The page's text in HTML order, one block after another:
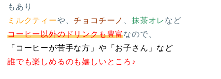
もあり
ミルクティーや、チョコチーノ 、抹茶オレ など
コーヒー以外のドリンクも豊富なので、
「コーヒーが苦手な方」や「お子さん」など
誰でも楽しめるのも嬉しいところ♪